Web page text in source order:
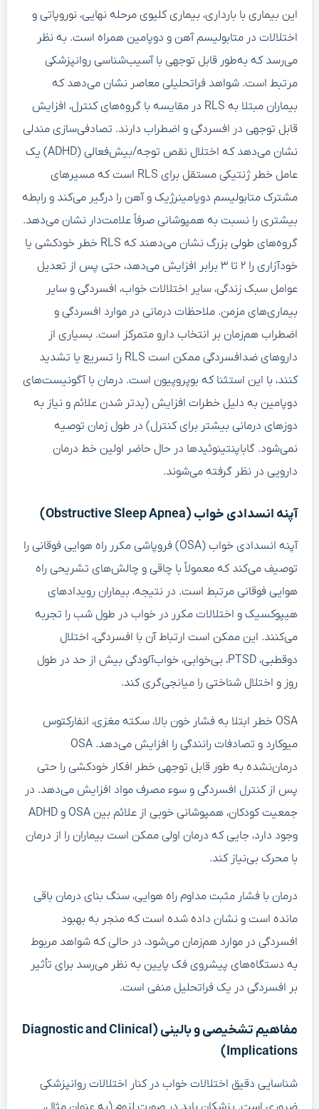
این بیماری با بارداری، بیماری کلیوی مرحله نهایی، نوروپاتی و
اختلالات در متابولیسم آهن و دوپامین همراه است. به نظر
می‌رسد که به‌طور قابل توجهی با آسیب‌شناسی روانپزشکی
مرتبط است. شواهد فراتحلیلی معاصر نشان می‌دهد که
بیماران مبتلا به RLS در مقایسه با گروه‌های کنترل، افزایش
قابل توجهی در افسردگی و اضطراب دارند. تصادفی‌سازی مندلی
نشان می‌دهد که اختلال نقص توجه/بیش‌فعالی (ADHD) یک
عامل خطر ژنتیکی مستقل برای RLS است که مسیرهای
مشترک متابولیسم دوپامینرژیک و آهن را درگیر می‌کند و رابطه
بیشتری را نسبت به همپوشانی صرفاً علامت‌دار نشان می‌دهد.
گروه‌های طولی بزرگ نشان می‌دهند که RLS خطر خودکشی یا
خودآزاری را ۲ تا ۳ برابر افزایش می‌دهد، حتی پس از تعدیل
عوامل سبک زندگی، سایر اختلالات خواب، افسردگی و سایر
بیماری‌های مزمن. ملاحظات درمانی در موارد افسردگی و
اضطراب هم‌زمان بر انتخاب دارو متمرکز است. بسیاری از
داروهای ضدافسردگی ممکن است RLS را تسریع یا تشدید
کنند، با این استثنا که بوپروپیون است. درمان با آگونیست‌های
دوپامین به دلیل خطرات افزایش (بدتر شدن علائم و نیاز به
دوزهای درمانی بیشتر برای کنترل) در طول زمان توصیه
نمی‌شود. گاباپنتینوئیدها در حال حاضر اولین خط درمان
دارویی در نظر گرفته می‌شوند.
آپنه انسدادی خواب (Obstructive Sleep Apnea)
آپنه انسدادی خواب (OSA) فروپاشی مکرر راه هوایی فوقانی را
توصیف می‌کند که معمولاً با چاقی و چالش‌های تشریحی راه
هوایی فوقانی مرتبط است. در نتیجه، بیماران رویدادهای
هیپوکسیک و اختلالات مکرر در خواب در طول شب را تجربه
می‌کنند. این ممکن است ارتباط آن با افسردگی، اختلال
دوقطبی، PTSD، بی‌خوابی، خواب‌آلودگی بیش از حد در طول
روز و اختلال شناختی را میانجی‌گری کند.
OSA خطر ابتلا به فشار خون بالا، سکته مغزی، انفارکتوس
میوکارد و تصادفات رانندگی را افزایش می‌دهد. OSA
درمان‌نشده به طور قابل توجهی خطر افکار خودکشی را حتی
پس از کنترل افسردگی و سوء مصرف مواد افزایش می‌دهد. در
جمعیت کودکان، همپوشانی خوبی از علائم بین OSA و ADHD
وجود دارد، جایی که درمان اولی ممکن است بیماران را از درمان
با محرک بی‌نیاز کند.
درمان با فشار مثبت مداوم راه هوایی، سنگ بنای درمان باقی
مانده است و نشان داده شده است که منجر به بهبود
افسردگی در موارد هم‌زمان می‌شود، در حالی که شواهد مربوط
به دستگاه‌های پیشروی فک پایین به نظر می‌رسد برای تأثیر
بر افسردگی در یک فراتحلیل منفی است.
مفاهیم تشخیصی و بالینی (Diagnostic and Clinical
Implications)
شناسایی دقیق اختلالات خواب در کنار اختلالات روانپزشکی